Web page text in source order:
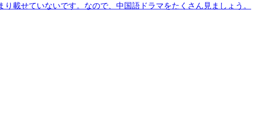
載せていないです。なので、中国語ドラマをたくさん見ましょう。